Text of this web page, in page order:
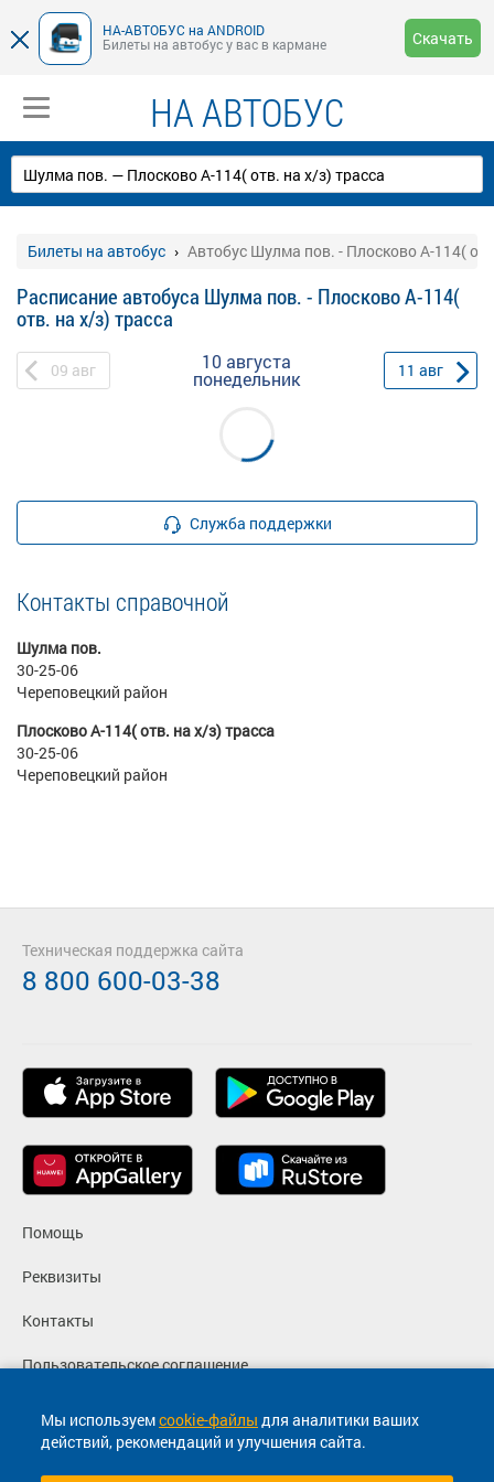
НА-АВТОБУС на ANDROID
Билеты на автобус у вас в кармане
Скачать
НА АВТОБУС
Билеты на автобус Автобус Шулма пов. - Плосково А-114(
Расписание автобуса Шулма пов. - Плосково А-114(
отв. на х/з) трасса
09 авг 10 августа
понедельник 11 авг
Служба поддержки
Контакты справочной
Шулма пов.
30-25-06
Череповецкий район
Плосково А-114( отв. на х/з) трасса
30-25-06
Череповецкий район
Мы используемcookie-файлы для аналитики ваших
действий, рекомендаций и улучшения сайта.
Помощь
Реквизиты
Контакты
Пользовательское соглашение
Политика конфиденциальности
Согласие на маркетинговые сообщения
Техническая поддержка сайта
8 800 600-03-38